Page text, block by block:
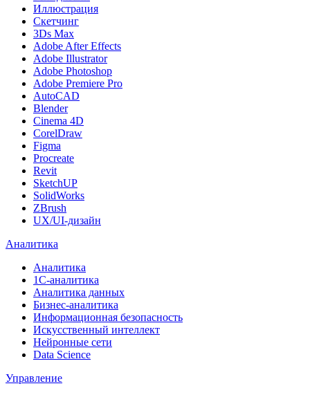
Иллюстрация
Скетчинг
3Ds Max
Adobe After Effects
Adobe Illustrator
Adobe Photoshop
Adobe Premiere Pro
AutoCAD
Blender
Cinema 4D
CorelDraw
Figma
Procreate
Revit
SketchUP
SolidWorks
ZBrush
UX/UI-дизайн
Аналитика
Аналитика
1С-аналитика
Аналитика данных
Бизнес-аналитика
Информационная безопасность
Искусственный интеллект
Нейронные сети
Data Science
Управление